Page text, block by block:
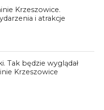
Krzeszowice.
i atrakcje
Tak będzie wyglądał
Krzeszowice